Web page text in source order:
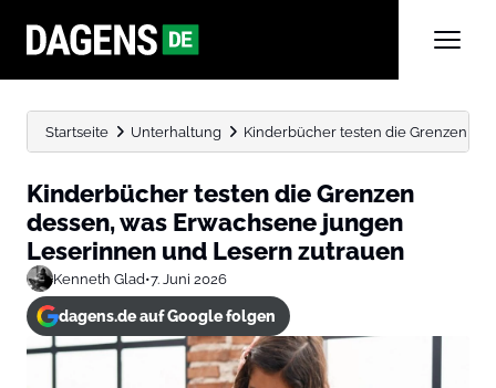
Startseite Unterhaltung Kinderbücher testen die Grenzen
Kinderbücher testen die Grenzen
dessen, was Erwachsene jungen
Leserinnen und Lesern zutrauen
Kenneth Glad•7. Juni 2026
dagens.de auf Google folgen